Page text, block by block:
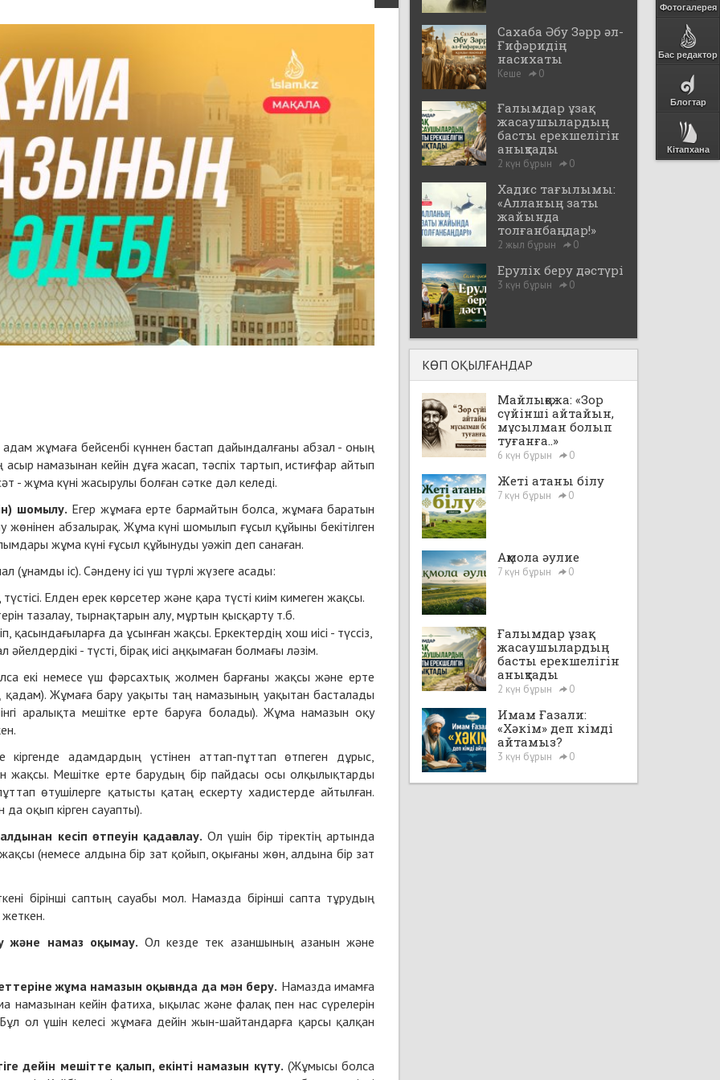
Фотогалерея
Бас редактор
Блогтар
Кітапхана
жұмаға бейсенбі күннен бастап дайындалғаны абзал - оның
асыр намазынан кейін дұға жасап, тәспіх тартып, истиғфар айтып
- жұма күні жасырулы болған сәтке дәл келеді.
шомылу. Егер жұмаға ерте бармайтын болса, жұмаға баратын
абзалырақ. Жұма күні шомылып ғұсыл құйыны бекітілген
жұма күні ғұсыл құйынуды уәжіп деп санаған.
(ұнамды іс). Сәндену ісі үш түрлі жүзеге асады:
Елден ерек көрсетер және қара түсті киім кимеген жақсы.
тазалау, тырнақтарын алу, мұртын қысқарту т.б.
қасындағыларға да ұсынған жақсы. Еркектердің хош иісі - түссіз,
әйелдердікі - түсті, бірақ иісі аңқымаған болмағы ләзім.
екі немесе үш фәрсахтық жолмен барғаны жақсы және ерте
Жұмаға бару уақыты таң намазының уақытан басталады
аралықта мешітке ерте баруға болады). Жұма намазын оқу
кіргенде адамдардың үстінен аттап-пұттап өтпеген дұрыс,
жақсы. Мешітке ерте барудың бір пайдасы осы олқылықтарды
өтушілерге қатысты қатаң ескерту хадистерде айтылған.
да оқып кірген сауапты).
кесіп өтпеуін қадағалау. Ол үшін бір тіректің артында
(немесе алдына бір зат қойып, оқығаны жөн, алдына бір зат
бірінші саптың сауабы мол. Намазда бірінші сапта тұрудың
және намаз оқымау. Ол кезде тек азаншының азанын және
жұма намазын оқығанда да мән беру. Намазда имамға
кейін фатиха, ықылас және фалақ пен нас сүрелерін
ол үшін келесі жұмаға дейін жын-шайтандарға қарсы қалқан
дейін мешітте қалып, екінті намазын күту. (Жұмысы болса
Сахаба Әбу Зәрр әл-
Ғифәридің
насихаты
Кеше 0
Ғалымдар ұзақ
жасаушылардың
басты ерекшелігін
анықтады
2 күн бұрын 0
Хадис тағылымы:
«Алланың заты
жайында
толғанбаңдар!»
2 жыл бұрын 0
Ерулік беру дәстүрі
3 күн бұрын 0
КӨП ОҚЫЛҒАНДАР
Майлықожа: «Зор
сүйінші айтайын,
мұсылман болып
туғанға..»
6 күн бұрын 0
Жеті атаны білу
7 күн бұрын 0
Ақмола әулие
7 күн бұрын 0
Ғалымдар ұзақ
жасаушылардың
басты ерекшелігін
анықтады
2 күн бұрын 0
Имам Ғазали:
«Хәкім» деп кімді
айтамыз?
3 күн бұрын 0